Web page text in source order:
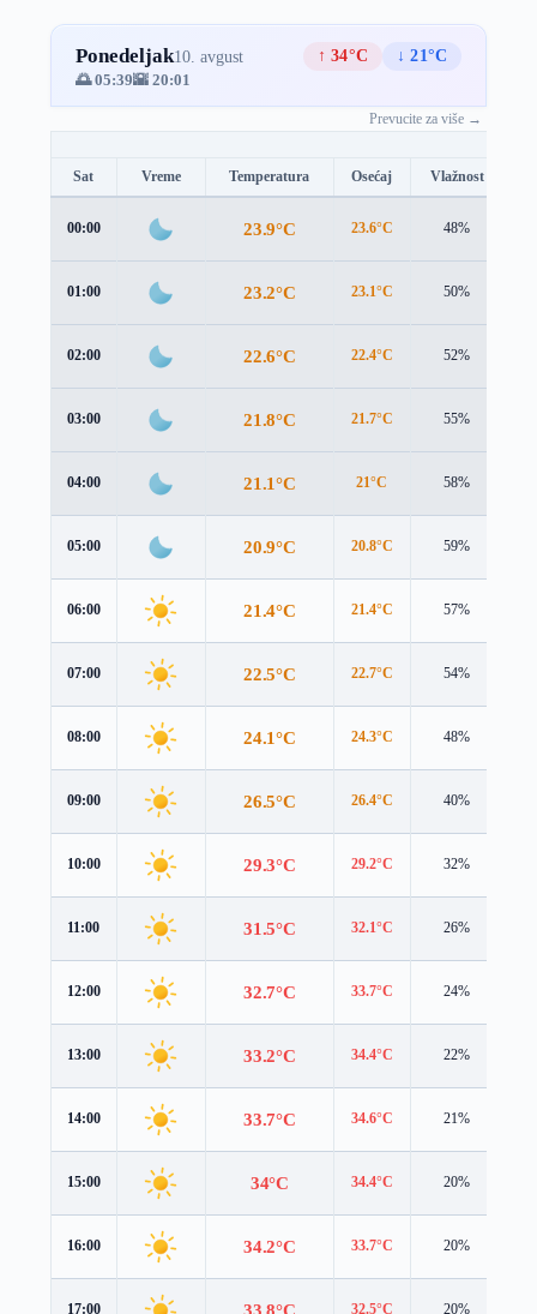
Ponedeljak10. avgust ↑ 34°C
↓ 21°C
🌅 05:39🌇 20:01
Prevucite za više →
Sat Vreme Temperatura Osećaj Vlažnost
00:00 23.9°C 23.6°C 48%
01:00 23.2°C 23.1°C 50%
02:00 22.6°C 22.4°C 52%
03:00 21.8°C 21.7°C 55%
04:00 21.1°C 21°C 58%
05:00 20.9°C 20.8°C 59%
06:00 21.4°C 21.4°C 57%
07:00 22.5°C 22.7°C 54%
08:00 24.1°C 24.3°C 48%
09:00 26.5°C 26.4°C 40%
10:00 29.3°C 29.2°C 32%
11:00 31.5°C 32.1°C 26%
12:00 32.7°C 33.7°C 24%
13:00 33.2°C 34.4°C 22%
14:00 33.7°C 34.6°C 21%
15:00 34°C 34.4°C 20%
16:00 34.2°C 33.7°C 20%
17:00 32.5°C 20%